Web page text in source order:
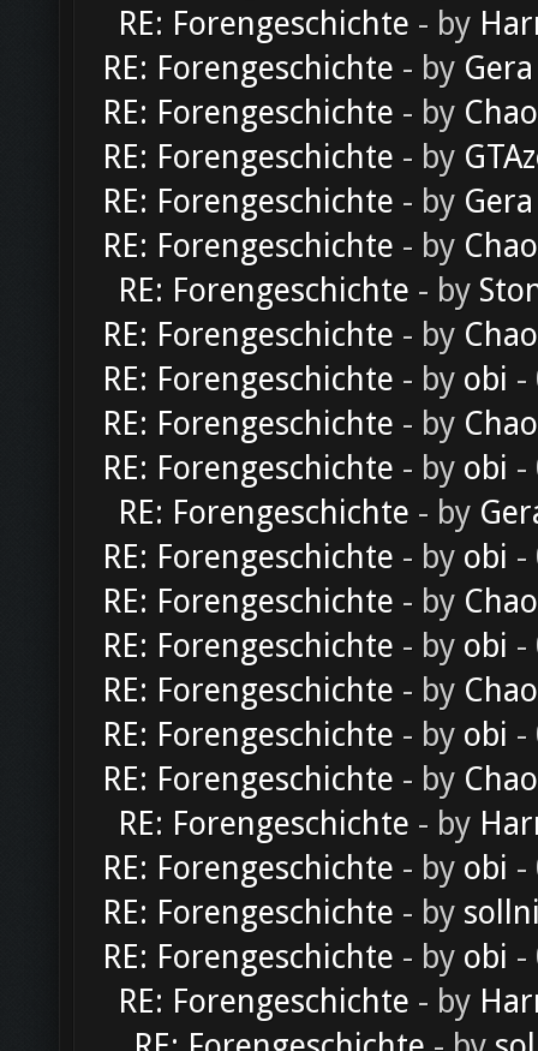
RE: Forengeschichte - by
RE: Forengeschichte - by Gera
RE: Forengeschichte - by
RE: Forengeschichte - by
RE: Forengeschichte - by Gera
RE: Forengeschichte - by
RE: Forengeschichte - by
RE: Forengeschichte - by
RE: Forengeschichte - by obi -
RE: Forengeschichte - by
RE: Forengeschichte - by obi -
RE: Forengeschichte - by
RE: Forengeschichte - by obi -
RE: Forengeschichte - by
RE: Forengeschichte - by obi -
RE: Forengeschichte - by
RE: Forengeschichte - by obi -
RE: Forengeschichte - by
RE: Forengeschichte - by
RE: Forengeschichte - by obi -
RE: Forengeschichte - by
RE: Forengeschichte - by obi -
RE: Forengeschichte - by